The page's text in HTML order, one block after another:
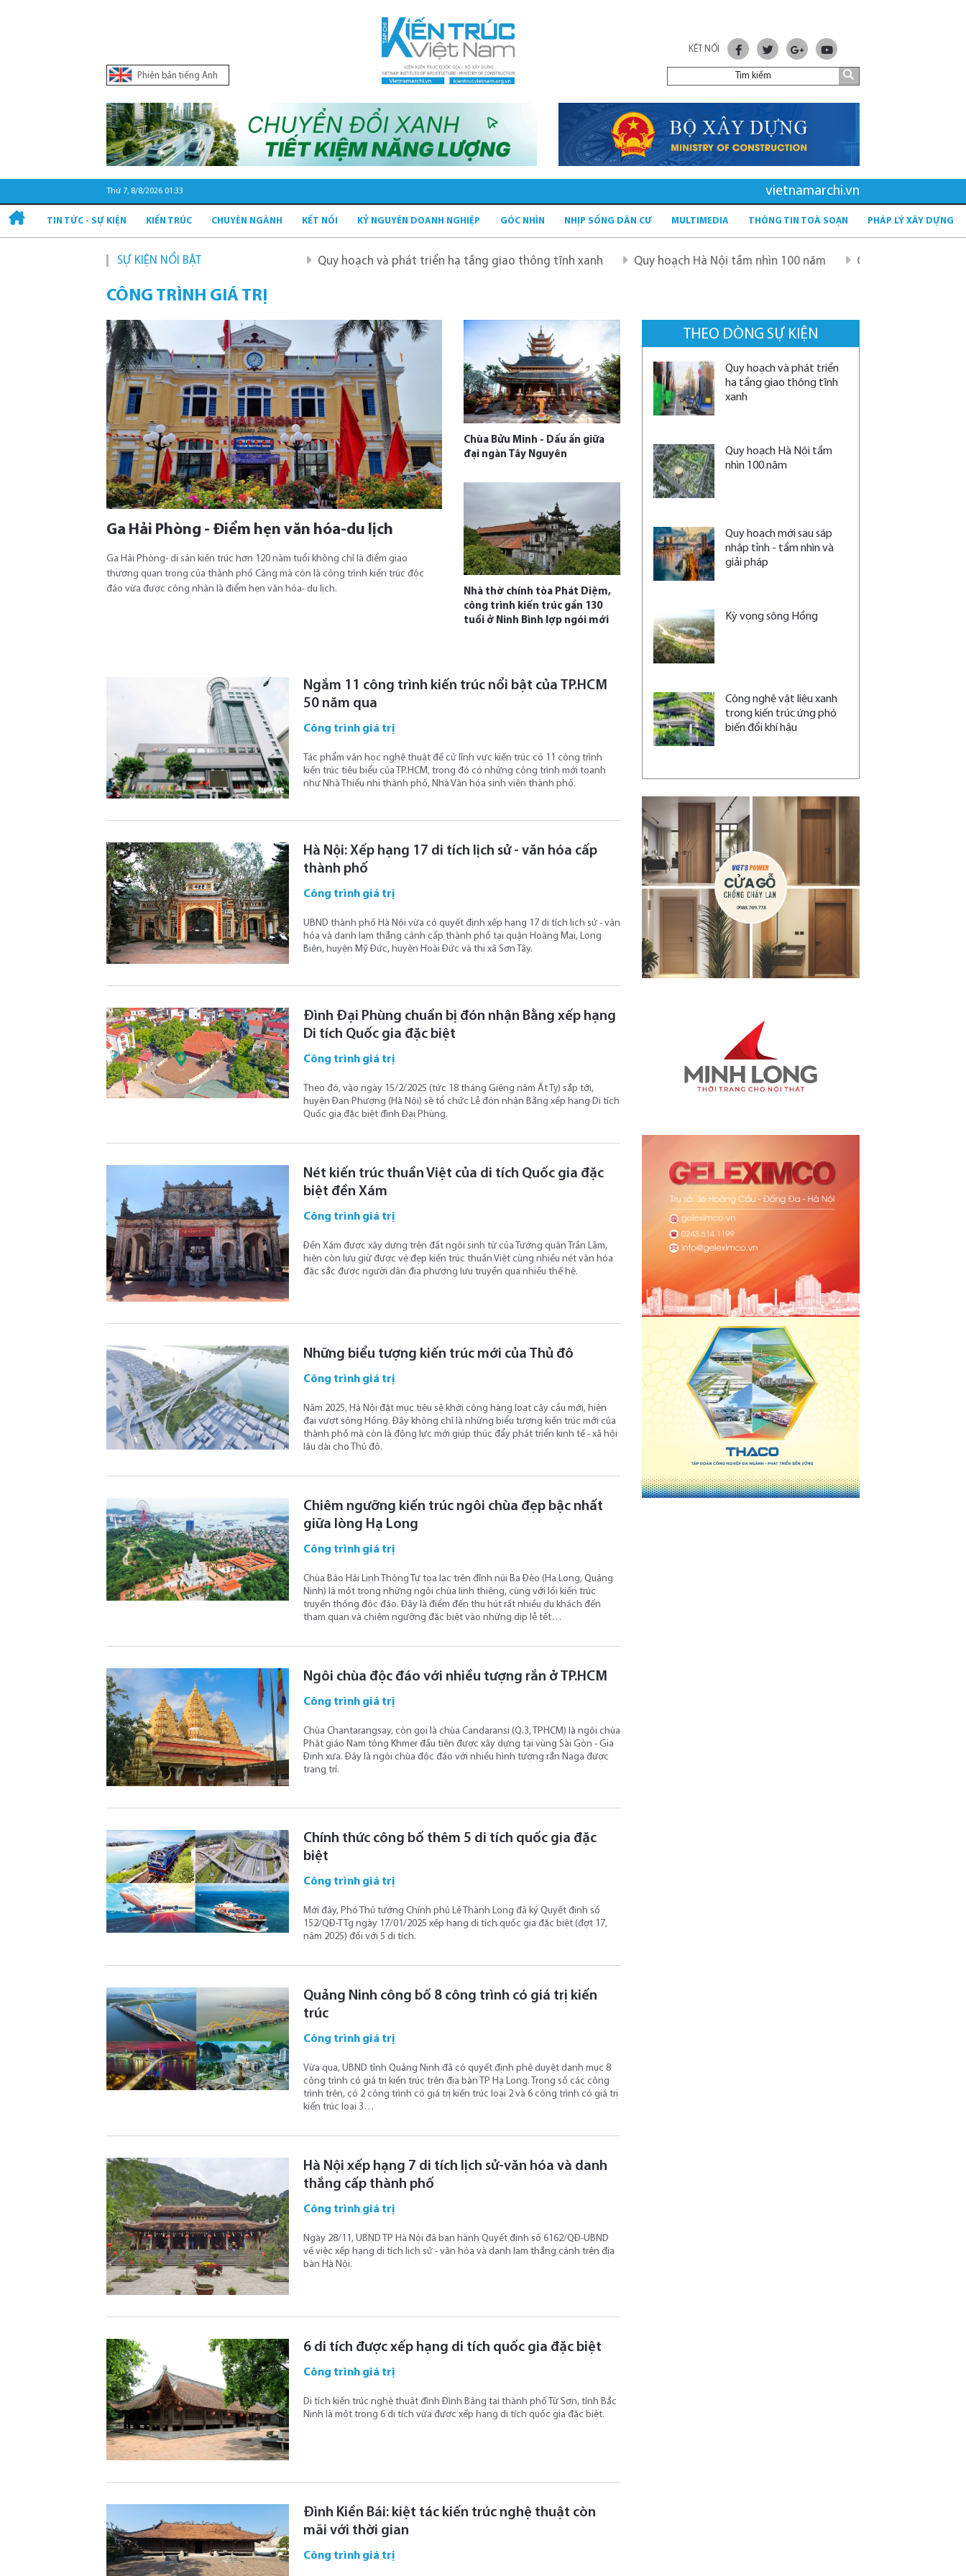
Phiên bản tiếng Anh
KẾT NỐI
Thứ 7, 8/8/2026 01:33 vietnamarchi.vn
TIN TỨC - SỰ KIỆN KIẾN TRÚC CHUYÊN NGÀNH KẾT NỐI KỶ NGUYÊN DOANH NGHIỆP GÓC NHÌN NHỊP SỐNG DÂN CƯ MULTIMEDIA THÔNG TIN TOÀ SOẠN PHÁP LÝ XÂY DỰNG
SỰ KIỆN NỔI BẬT Quy hoạch và phát triển hạ tầng giao thông tĩnh xanh Quy hoạch Hà Nội tầm nhìn 100 năm Quy hoạch mới sau sáp nhập tỉnh -
CÔNG TRÌNH GIÁ TRỊ
Ga Hải Phòng - Điểm hẹn văn hóa-du lịch
Ga Hải Phòng- di sản kiến trúc hơn 120 năm tuổi không chỉ là điểm giao
thương quan trọng của thành phố Cảng mà còn là công trình kiến trúc độc
đáo vừa được công nhận là điểm hẹn văn hóa- du lịch.
Chùa Bửu Minh - Dấu ấn giữa
đại ngàn Tây Nguyên
Nhà thờ chính tòa Phát Diệm,
công trình kiến trúc gần 130
tuổi ở Ninh Bình lợp ngói mới
Ngắm 11 công trình kiến trúc nổi bật của TP.HCM
50 năm qua
Công trình giá trị
Tác phẩm văn học nghệ thuật đề cử lĩnh vực kiến trúc có 11 công trình
kiến trúc tiêu biểu của TP.HCM, trong đó có những công trình mới toanh
như Nhà Thiếu nhi thành phố, Nhà Văn hóa sinh viên thành phố.
Hà Nội: Xếp hạng 17 di tích lịch sử - văn hóa cấp
thành phố
Công trình giá trị
UBND thành phố Hà Nội vừa có quyết định xếp hạng 17 di tích lịch sử - văn
hóa và danh lam thắng cảnh cấp thành phố tại quận Hoàng Mai, Long
Biên, huyện Mỹ Đức, huyện Hoài Đức và thị xã Sơn Tây.
Đình Đại Phùng chuẩn bị đón nhận Bằng xếp hạng
Di tích Quốc gia đặc biệt
Công trình giá trị
Theo đó, vào ngày 15/2/2025 (tức 18 tháng Giêng năm Ất Tỵ) sắp tới,
huyện Đan Phượng (Hà Nội) sẽ tổ chức Lễ đón nhận Bằng xếp hạng Di tích
Quốc gia đặc biệt đình Đại Phùng.
Nét kiến trúc thuần Việt của di tích Quốc gia đặc
biệt đền Xám
Công trình giá trị
Đền Xám được xây dựng trên đất ngôi sinh từ của Tướng quân Trần Lãm,
hiện còn lưu giữ được vẻ đẹp kiến trúc thuần Việt cùng nhiều nét văn hóa
đặc sắc được người dân địa phương lưu truyền qua nhiều thế hệ.
Những biểu tượng kiến trúc mới của Thủ đô
Công trình giá trị
Năm 2025, Hà Nội đặt mục tiêu sẽ khởi công hàng loạt cây cầu mới, hiện
đại vượt sông Hồng. Đây không chỉ là những biểu tượng kiến trúc mới của
thành phố mà còn là động lực mới giúp thúc đẩy phát triển kinh tế - xã hội
lâu dài cho Thủ đô.
Chiêm ngưỡng kiến trúc ngôi chùa đẹp bậc nhất
giữa lòng Hạ Long
Công trình giá trị
Chùa Bảo Hải Linh Thông Tự tọa lạc trên đỉnh núi Ba Đèo (Hạ Long, Quảng
Ninh) là một trong những ngôi chùa linh thiêng, cùng với lối kiến trúc
truyền thống độc đáo. Đây là điểm đến thu hút rất nhiều du khách đến
tham quan và chiêm ngưỡng đặc biệt vào những dịp lễ tết…
Ngôi chùa độc đáo với nhiều tượng rắn ở TP.HCM
Công trình giá trị
Chùa Chantarangsay, còn gọi là chùa Candaransi (Q.3, TPHCM) là ngôi chùa
Phật giáo Nam tông Khmer đầu tiên được xây dựng tại vùng Sài Gòn - Gia
Định xưa. Đây là ngôi chùa độc đáo với nhiều hình tượng rắn Naga được
trang trí.
Chính thức công bố thêm 5 di tích quốc gia đặc
biệt
Công trình giá trị
Mới đây, Phó Thủ tướng Chính phủ Lê Thành Long đã ký Quyết định số
152/QĐ-TTg ngày 17/01/2025 xếp hạng di tích quốc gia đặc biệt (đợt 17,
năm 2025) đối với 5 di tích.
Quảng Ninh công bố 8 công trình có giá trị kiến
trúc
Công trình giá trị
Vừa qua, UBND tỉnh Quảng Ninh đã có quyết định phê duyệt danh mục 8
công trình có giá trị kiến trúc trên địa bàn TP Hạ Long. Trong số các công
trình trên, có 2 công trình có giá trị kiến trúc loại 2 và 6 công trình có giá trị
kiến trúc loại 3…
Hà Nội xếp hạng 7 di tích lịch sử-văn hóa và danh
thắng cấp thành phố
Công trình giá trị
Ngày 28/11, UBND TP Hà Nội đã ban hành Quyết định số 6162/QĐ-UBND
về việc xếp hạng di tích lịch sử - văn hóa và danh lam thắng cảnh trên địa
bàn Hà Nội.
6 di tích được xếp hạng di tích quốc gia đặc biệt
Công trình giá trị
Di tích kiến trúc nghệ thuật đình Đình Bảng tại thành phố Từ Sơn, tỉnh Bắc
Ninh là một trong 6 di tích vừa được xếp hạng di tích quốc gia đặc biệt.
Đình Kiền Bái: kiệt tác kiến trúc nghệ thuật còn
mãi với thời gian
Công trình giá trị
THEO DÒNG SỰ KIỆN
Quy hoạch và phát triển
hạ tầng giao thông tĩnh
xanh
Quy hoạch Hà Nội tầm
nhìn 100 năm
Quy hoạch mới sau sáp
nhập tỉnh - tầm nhìn và
giải pháp
Kỳ vọng sông Hồng
Công nghệ vật liệu xanh
trong kiến trúc ứng phó
biến đổi khí hậu